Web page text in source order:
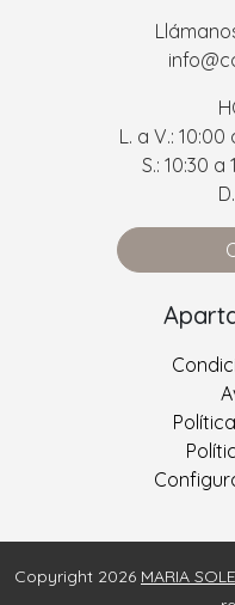
L. a V.: 10:00
S.: 10:30 a
Copyright 2026 MARIA